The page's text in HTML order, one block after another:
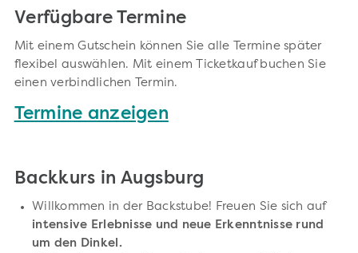
Verfügbare Termine
Mit einem Gutschein können Sie alle Termine später
flexibel auswählen. Mit einem Ticketkauf buchen Sie
einen verbindlichen Termin.
Termine anzeigen
Backkurs in Augsburg
Willkommen in der Backstube! Freuen Sie sich auf
intensive Erlebnisse und neue Erkenntnisse rund
um den Dinkel.